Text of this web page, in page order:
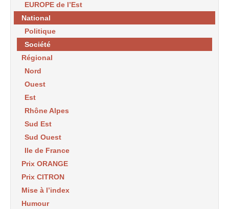
EUROPE de l’Est
National
Politique
Société
Régional
Nord
Ouest
Est
Rhône Alpes
Sud Est
Sud Ouest
Ile de France
Prix ORANGE
Prix CITRON
Mise à l’index
Humour